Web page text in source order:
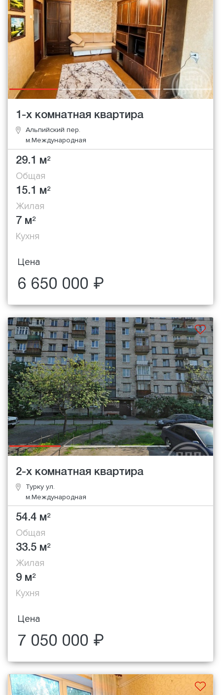
1-х комнатная квартира
Альпийский пер.
м.Международная
29.1 м2
Общая
15.1 м2
Жилая
7 м2
Кухня
Цена
6 650 000 ₽
2-х комнатная квартира
Турку ул.
м.Международная
54.4 м2
Общая
33.5 м2
Жилая
9 м2
Кухня
Цена
7 050 000 ₽